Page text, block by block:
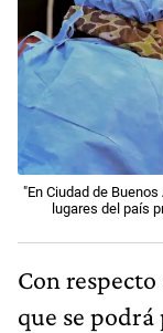
"En Ciudad de
lugares del país
Con
que se